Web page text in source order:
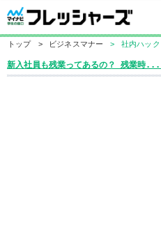
トップ > ビジネスマナー > 社内ハック
新入社員も残業ってあるの？ 残業時...